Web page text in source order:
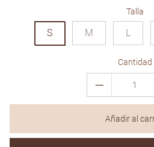
Talla
S M L
Cantidad
Añadir al